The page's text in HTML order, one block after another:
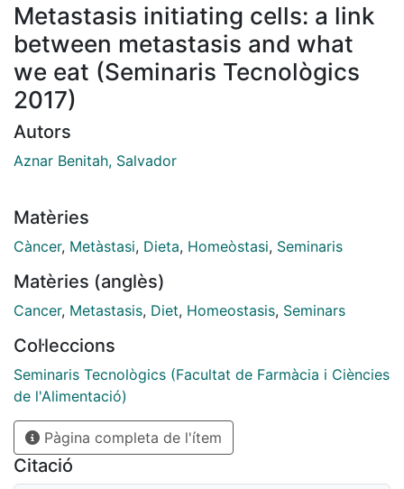
Metastasis initiating cells: a link
between metastasis and what
we eat (Seminaris Tecnològics
2017)
Autors
Aznar Benitah, Salvador
Matèries
Càncer, Metàstasi, Dieta, Homeòstasi, Seminaris
Matèries (anglès)
Cancer, Metastasis, Diet, Homeostasis, Seminars
Col·leccions
Seminaris Tecnològics (Facultat de Farmàcia i Ciències
de l'Alimentació)
Pàgina completa de l'ítem
Citació